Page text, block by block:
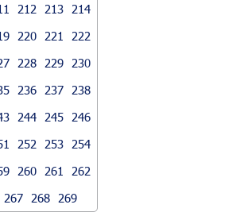
212 213
214
220 221
222
228 229
230
236 237
238
244 245
246
252 253
254
260 261
262
267 268 269